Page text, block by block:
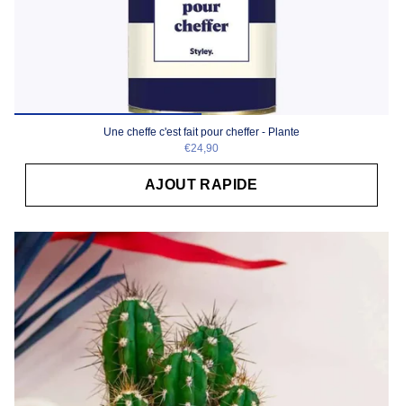
Une cheffe c'est fait pour cheffer - Plante
€24,90
AJOUT RAPIDE